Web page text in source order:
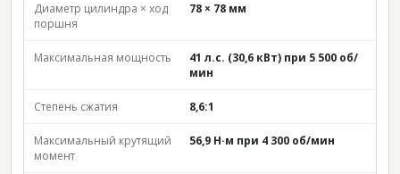
Диаметр цилиндра × ход
поршня
78 × 78 мм
Максимальная мощность
41 л.с. (30,6 кВт) при 5 500 об/
мин
Степень сжатия 8,6:1
Максимальный крутящий
момент
56,9 Н·м при 4 300 об/мин